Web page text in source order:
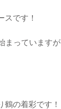
スです！
まっています
鶴の着彩です！